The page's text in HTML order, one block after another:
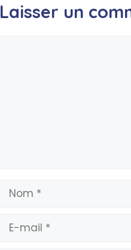
Laisser un
Nom
mail